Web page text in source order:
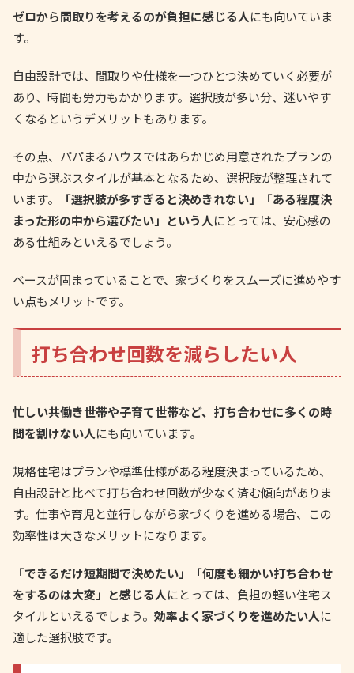
ゼロから間取りを考えるのが負担に感じる人にも向いていま
す。
自由設計では、間取りや仕様を一つひとつ決めていく必要が
あり、時間も労力もかかります。選択肢が多い分、迷いやす
くなるというデメリットもあります。
その点、パパまるハウスではあらかじめ用意されたプランの
中から選ぶスタイルが基本となるため、選択肢が整理されて
います。
「選択肢が多すぎると決めきれない」「ある程度決
まった形の中から選びたい」という人にとっては、安心感の
ある仕組みといえるでしょう。
ベースが固まっていることで、家づくりをスムーズに進めやす
い点もメリットです。
打ち合わせ回数を減らしたい人
忙しい共働き世帯や子育て世帯など、打ち合わせに多くの時
間を割けない人にも向いています。
規格住宅はプランや標準仕様がある程度決まっているため、
自由設計と比べて打ち合わせ回数が少なく済む傾向がありま
す。仕事や育児と並行しながら家づくりを進める場合、この
効率性は大きなメリットになります。
「できるだけ短期間で決めたい」「何度も細かい打ち合わせ
をするのは大変」と感じる人にとっては、負担の軽い住宅ス
タイルといえるでしょう。 効率よく家づくりを進めたい人に
適した選択肢です。